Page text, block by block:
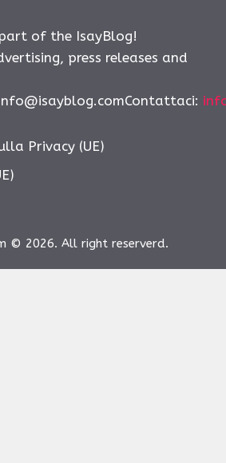
of the IsayBlog!
press releases and
:
Privacy (UE)
© 2026. All right reserverd.